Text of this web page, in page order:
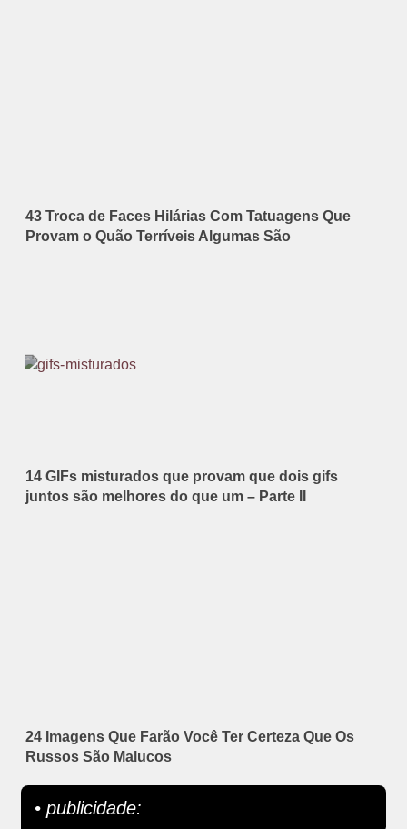
43 Troca de Faces Hilárias Com Tatuagens Que
Provam o Quão Terríveis Algumas São
14 GIFs misturados que provam que dois gifs
juntos são melhores do que um – Parte II
24 Imagens Que Farão Você Ter Certeza Que Os
Russos São Malucos
• publicidade: